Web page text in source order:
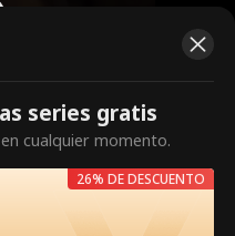
de pago.
para verlo.
series gratis
cualquier momento.
26% DE DESCUENTO